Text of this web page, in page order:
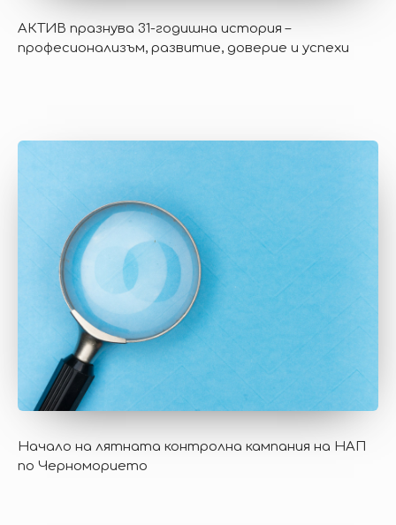
АКТИВ празнува 31-годишна история –
професионализъм, развитие, доверие и успехи
Начало на лятната контролна кампания на НАП
по Черноморието